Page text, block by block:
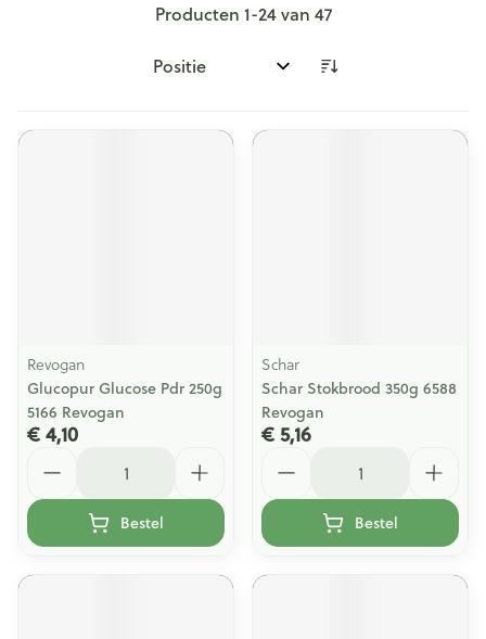
Producten 1-24van 47
Sorteer op:
Revogan
Glucopur Glucose Pdr 250g
5166 Revogan
€ 4,10
Bestel
Schar
Schar Stokbrood 350g 6588
Revogan
€ 5,16
Bestel